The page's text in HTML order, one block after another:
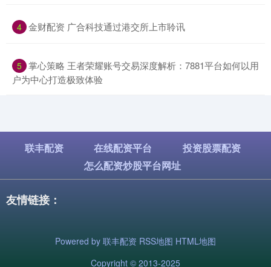
4 ​金财配资 广合科技通过港交所上市聆讯
5 ​掌心策略 王者荣耀账号交易深度解析：7881平台如何以用
户为中心打造极致体验
联丰配资 在线配资平台
投资股票配资
怎么配资炒股平台网址
友情链接：
Powered by 联丰配资 RSS地图 HTML地图
Copyright © 2013-2025